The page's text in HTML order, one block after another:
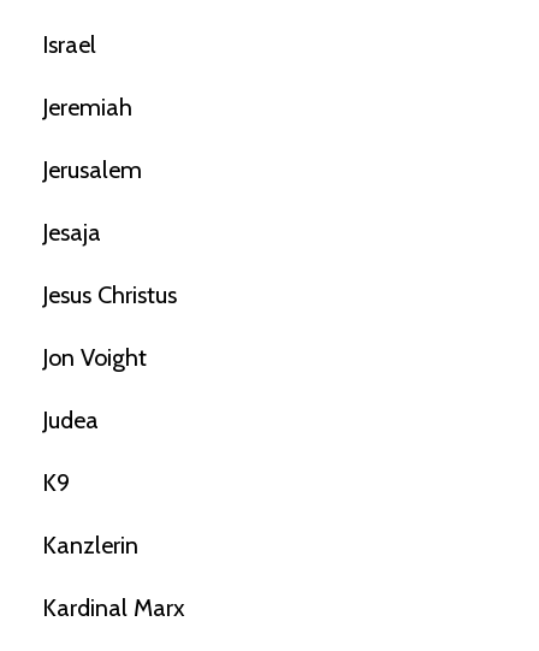
Israel
Jeremiah
Jerusalem
Jesaja
Jesus Christus
Jon Voight
Judea
K9
Kanzlerin
Kardinal Marx